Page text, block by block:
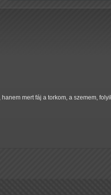
hanem mert fáj a torkom, a szemem,